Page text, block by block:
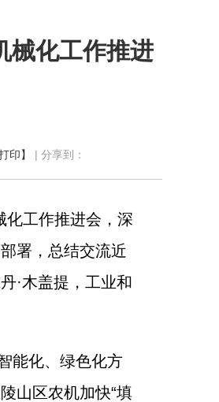
械化工作推进
印】 | 分享到：
化工作推进会，深
署，总结交流近
·木盖提，工业和
能化、绿色化方
山区农机加快“填